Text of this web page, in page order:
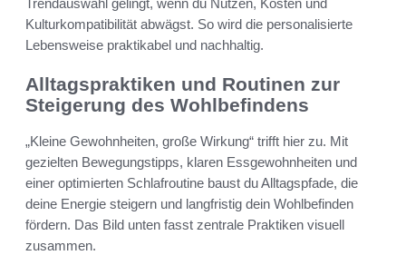
Kulturkompatibilität abwägst. So wird die personalisierte
Lebensweise praktikabel und nachhaltig.
Alltagspraktiken und Routinen zur
Steigerung des Wohlbefindens
„Kleine Gewohnheiten, große Wirkung“ trifft hier zu. Mit
gezielten Bewegungstipps, klaren Essgewohnheiten und
einer optimierten Schlafroutine baust du Alltagspfade, die
deine Energie steigern und langfristig dein Wohlbefinden
fördern. Das Bild unten fasst zentrale Praktiken visuell
zusammen.